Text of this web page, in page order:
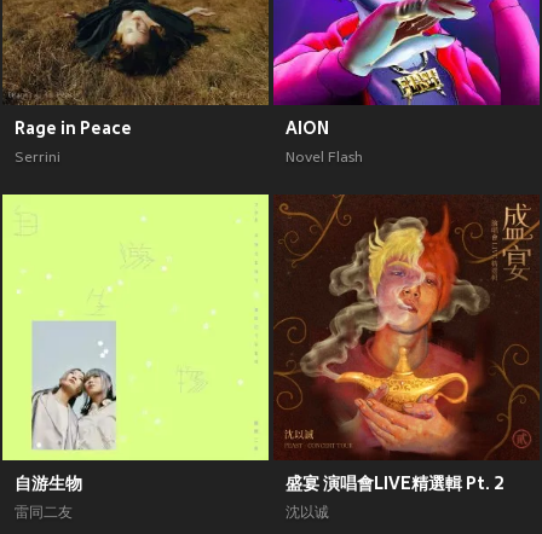
Rage in Peace
Serrini
AION
Novel Flash
自游生物
雷同二友
盛宴 演唱會LIVE精選輯 Pt. 2
沈以诚